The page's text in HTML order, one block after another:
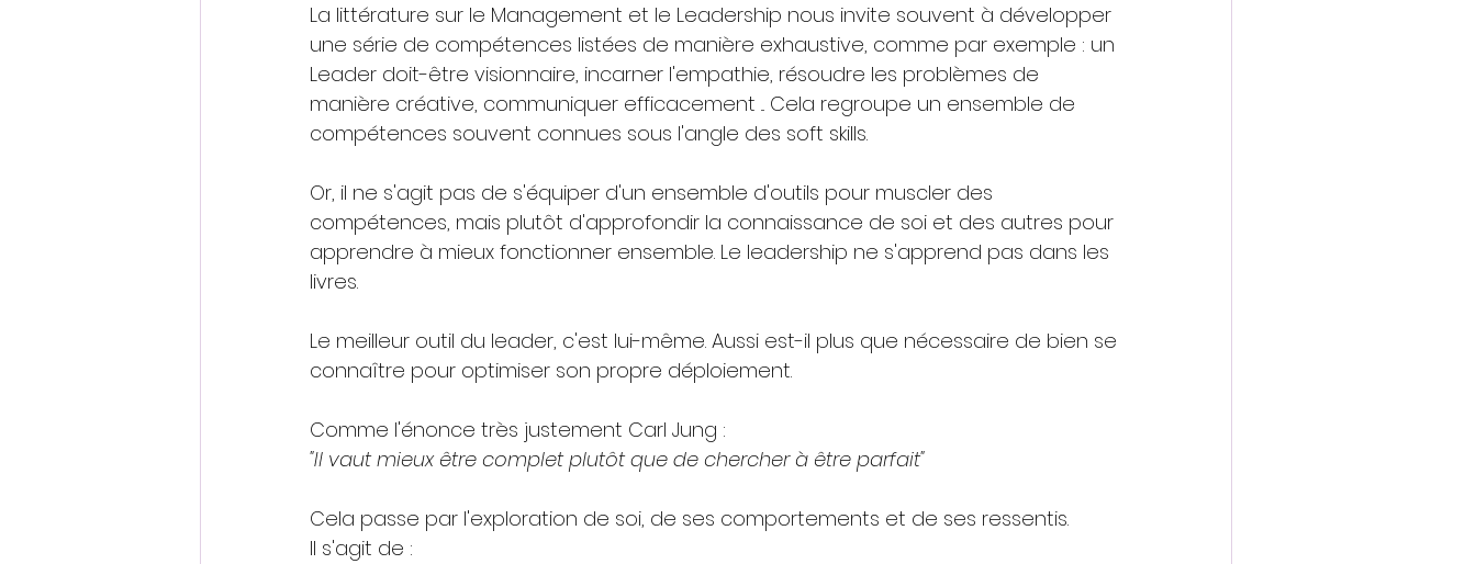
La littérature sur le Management et le Leadership nous invite souvent à développer
une série de compétences listées de manière exhaustive, comme par exemple : un
Leader doit-être visionnaire, incarner l'empathie, résoudre les problèmes de
manière créative, communiquer efficacement ... Cela regroupe un ensemble de
compétences souvent connues sous l'angle des soft skills.
Or, il ne s'agit pas de s'équiper d'un ensemble d'outils pour muscler des
compétences, mais plutôt d'approfondir la connaissance de soi et des autres pour
apprendre à mieux fonctionner ensemble. Le leadership ne s'apprend pas dans les
livres.
Le meilleur outil du leader, c'est lui-même. Aussi est-il plus que nécessaire de bien se
connaître pour optimiser son propre déploiement.
Comme l'énonce très justement Carl Jung :
"Il vaut mieux être complet plutôt que de chercher à être parfait"
Cela passe par l'exploration de soi, de ses comportements et de ses ressentis.
Il s'agit de :